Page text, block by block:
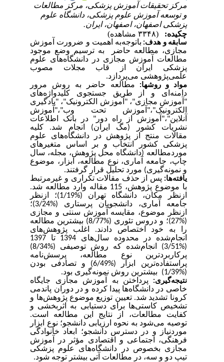
مرکز تحقیقات آموزش پزشکی، مرکز مطالعات
و توسعه آموزش علوم پزشکی، دانشگاه علوم
پزشکی اصفهان، اصفهان، ایران.
چکیده:
سابقه و هدف:باتوجه‌به اهمیت و ضرورت آموزش
مجازی، مطالعه حاضر به ترسیم وضع موجود
مطالعات آموزش مجازی در دانشگاه‌های علوم
پزشکی ایران از قاب مجلات مصوب
علمی‌پژوهشی می‌پردازد.
مواد و روش­ها: مطالعه‌ حاضر به روش مرور
دامنه‌ای و از طریق جستجوی کلیدواژه‌های
"آموزش مجازی"، "آموزش الکترونیک"، "یادگیری
الکترونیک"،"آموزش تحت وب"،"آموزش
آنلاین"،"آموزش از راه دور" در بانک اطلاعات
نشریات کشور (مگ ایران) انجام شد. کلیه
مقالات منتج از پژوهش در دانشگاه‌های علوم
پزشکی کشور انتخاب و بر اساس متغیرهای
موردمطالعه (دانشگاه محل پژوهش، مجله‌، سال
چاپ، جامعه‌ آماری، نوع مطالعه، ابزار، موضوع
و نمونه‌گیری) مورد تحلیل قرار گرفتند.
یافته‌ها: پس از حذف مقالات تکراری و غیرمرتبط
با موضوع پژوهش، 115 مقاله وارد مطالعه شد.
ازنظر مکان، دانشگاه‌ تهران (%1/19)؛ ازنظر
جامعه آماری، دانشجویان پرستاری (%3/24)؛
ازنظر موضوع، مقایسه آموزش سنتی و مجازی
(%27)؛ و دروس تئوری (%8/77) بیشترین مطالعه
را به خود اختصاص دادند. اغلب پژوهش‌های
انجام‌شده در محدوده سال‌های 1394 تا 1397
(%3/51) انجام‌شده که روش توصیفی (%8/34)
پرکاربردترین نوع مطالعه، پرسش‌نامه
پراستفاده‌ترین ابزار (%6/49) و تصادفی بودن
(%1/39) بیشترین روش نمونه‌گیری بود.
نتیجه‌گیری:پرداختن به آموزش مجازی جایگاه
خاصی در دانشگاه‌ها پیدا کرده و در دوران پاندمی
کرونا تشدید شد. تعیین توزیع موضوع پژوهش‌ها و
تشخیص کاستی‌ها برای دستیابی به اثربخشی و
کفایت مطالعات، از نتایج این مطالعه است.
توصیه می‌شود به نحوه ارزیابی دانشجو؛ نوع ابزار
موردنیاز و در دسترس دانشجو؛ ابعاد خانوادگی
فرهنگی، اجتماعی و اقتصادی مؤثر در آموزش
مجازی بخصوص در دانشگاه‌های علوم پزشکی
تیپ دو و سه، در مطالعات آتی بیشتر توجه شود.